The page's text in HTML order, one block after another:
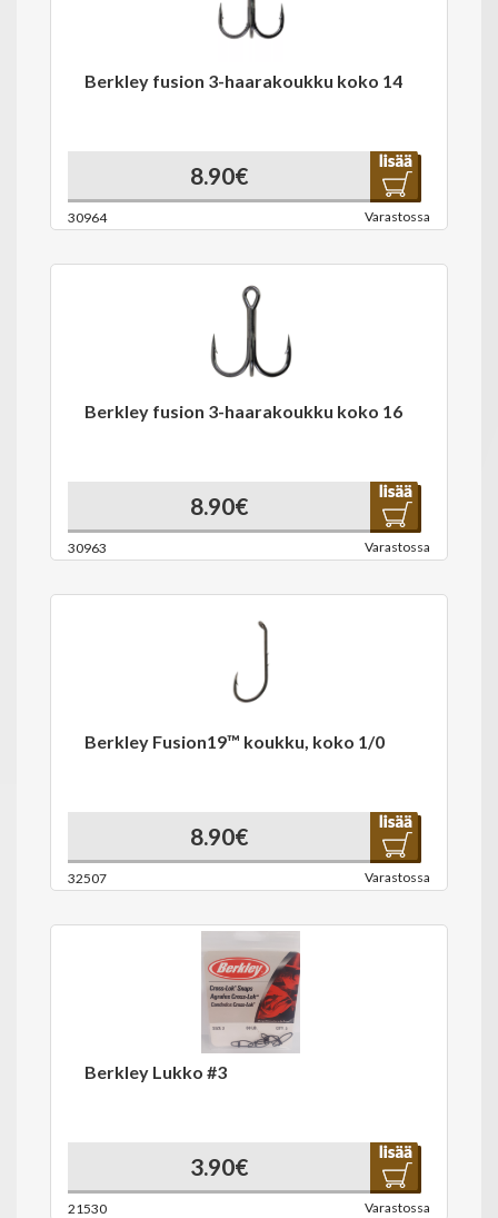
Berkley fusion 3-haarakoukku koko 14
8.90€
30964 Varastossa
Berkley fusion 3-haarakoukku koko 16
8.90€
30963 Varastossa
Berkley Fusion19™ koukku, koko 1/0
8.90€
32507 Varastossa
Berkley Lukko #3
3.90€
21530 Varastossa